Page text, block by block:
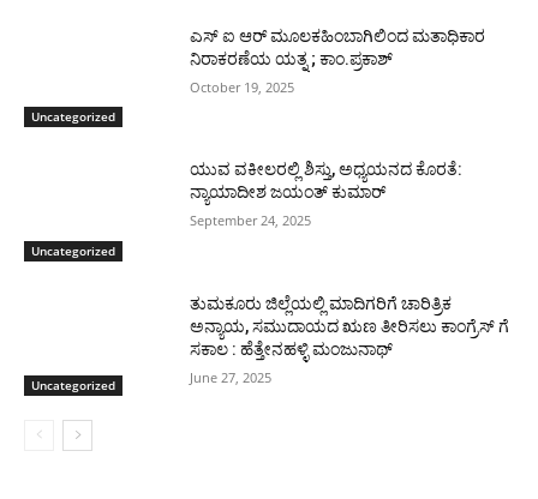
Uncategorized
ಎಸ್ ಐ ಆರ್ ಮೂಲಕಹಿಂಬಾಗಿಲಿಂದ ಮತಾಧಿಕಾರ
ನಿರಾಕರಣೆಯ ಯತ್ನ ; ಕಾಂ.ಪ್ರಕಾಶ್
October 19, 2025
Uncategorized
ಯುವ ವಕೀಲರಲ್ಲಿ ಶಿಸ್ತು, ಅಧ್ಯಯನದ ಕೊರತೆ:
ನ್ಯಾಯಾದೀಶ ಜಯಂತ್ ಕುಮಾರ್
September 24, 2025
Uncategorized
ತುಮಕೂರು ಜಿಲ್ಲೆಯಲ್ಲಿ ಮಾದಿಗರಿಗೆ ಚಾರಿತ್ರಿಕ
ಅನ್ಯಾಯ, ಸಮುದಾಯದ ಋಣ ತೀರಿಸಲು ಕಾಂಗ್ರೆಸ್ ಗೆ
ಸಕಾಲ : ಹೆತ್ತೇನಹಳ್ಳಿ ಮಂಜುನಾಥ್
June 27, 2025